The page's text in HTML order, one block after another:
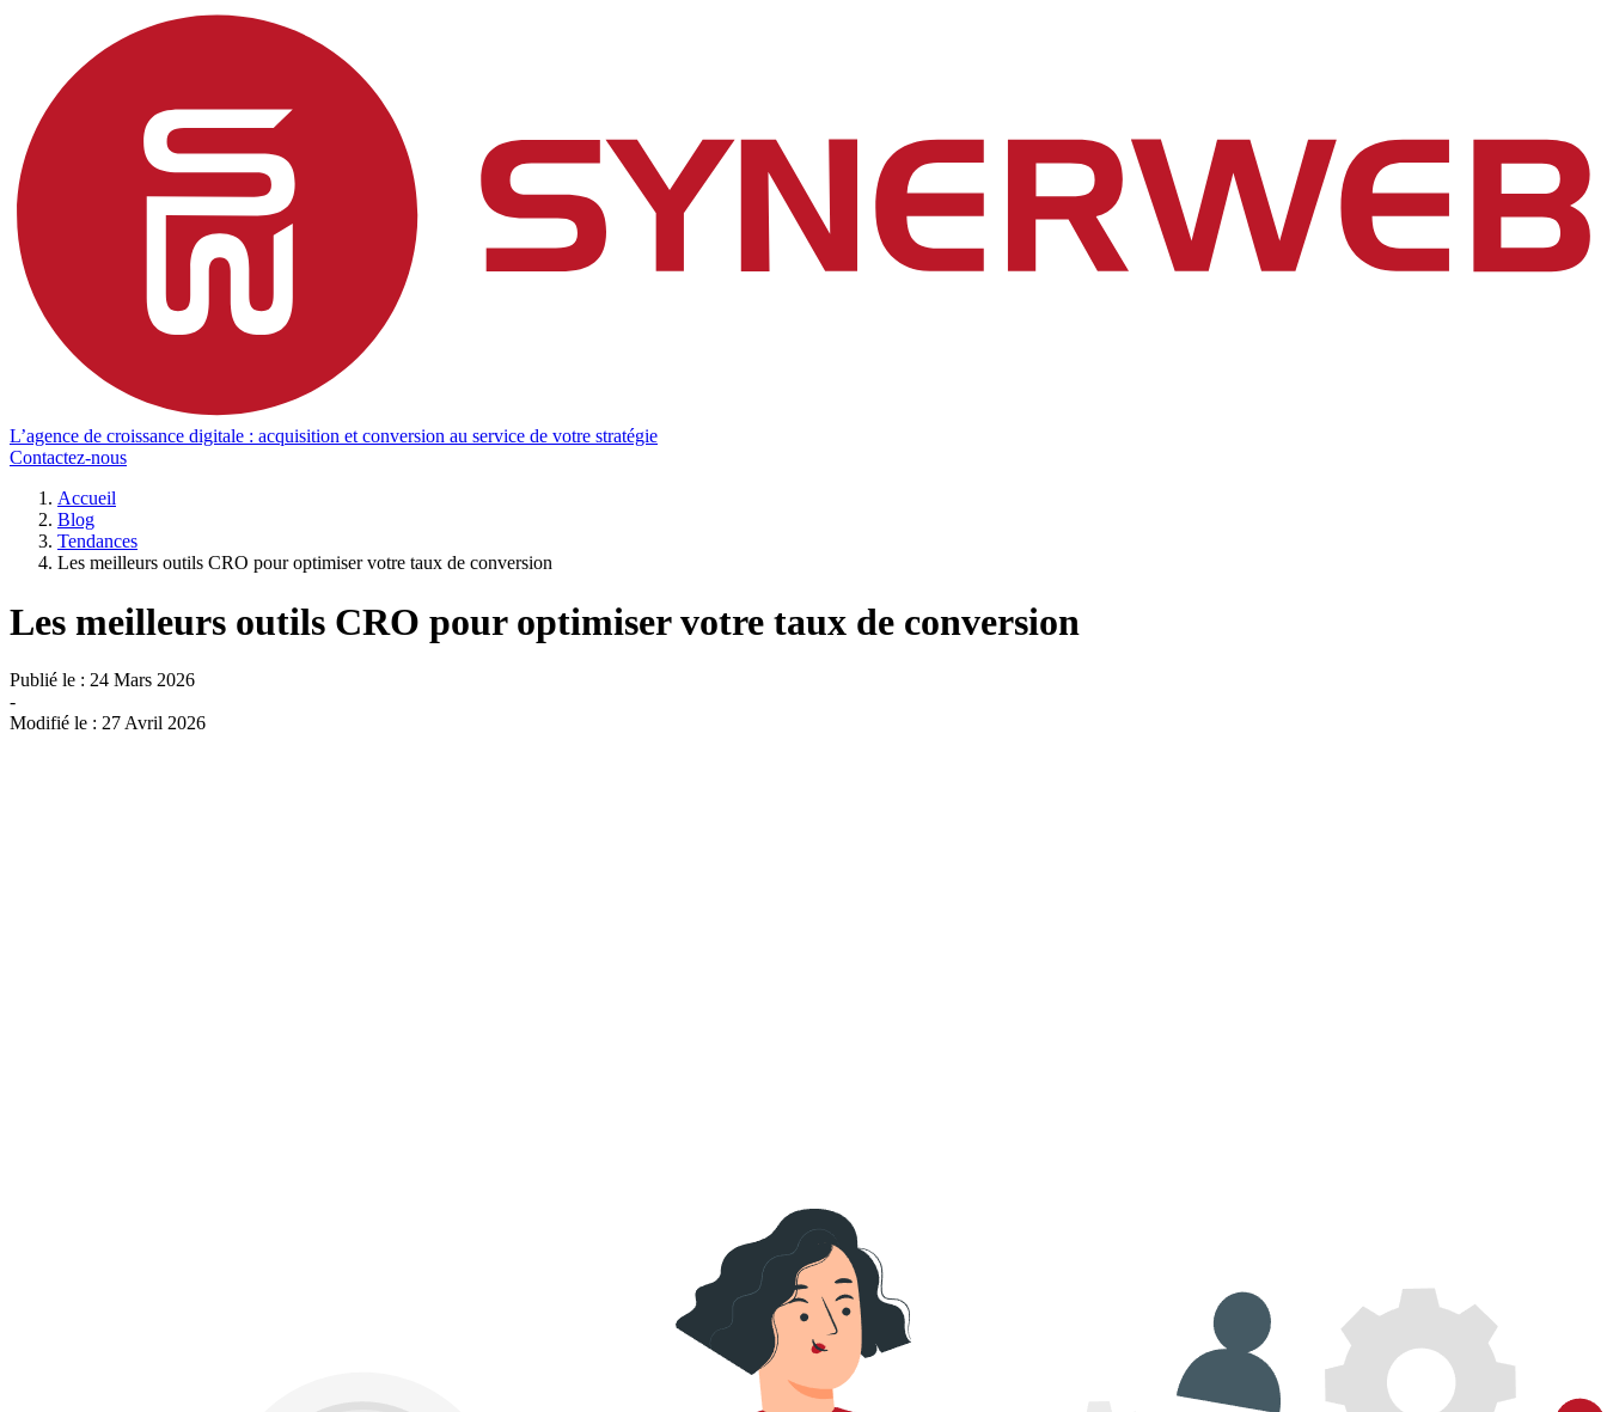
L’agence de croissance digitale : acquisition et conversion au service de votre stratégie
Contactez-nous
Accueil
Blog
Tendances
Les meilleurs outils CRO pour optimiser votre taux de conversion
Les meilleurs outils CRO pour optimiser votre taux de conversion
Publié le : 24 Mars 2026
-
Modifié le : 27 Avril 2026